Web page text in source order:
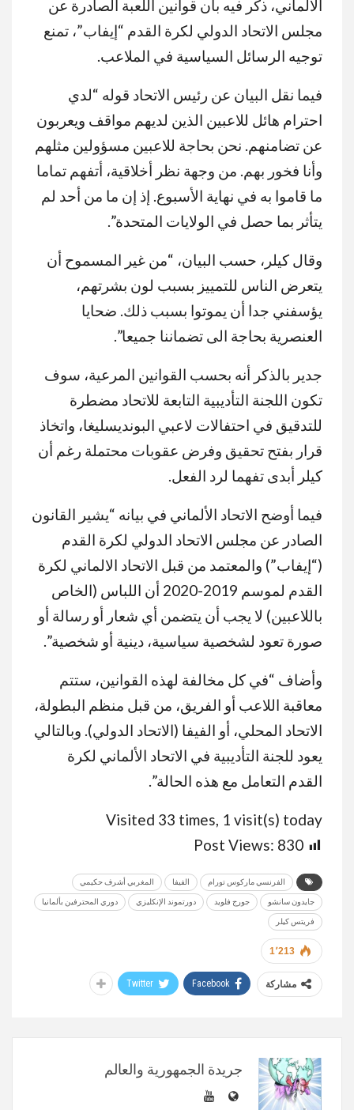
الألماني، ذكّر فيه بأن قوانين اللعبة الصادرة عن
مجلس الاتحاد الدولي لكرة القدم “إيفاب”، تمنع
توجيه الرسائل السياسية في الملاعب.
فيما نقل البيان عن رئيس الاتحاد قوله “لدي
احترام هائل للاعبين الذين لديهم مواقف ويعربون
عن تضامنهم. نحن بحاجة للاعبين مسؤولين مثلهم
وأنا فخور بهم. من وجهة نظر أخلاقية، أتفهم تماما
ما قاموا به في نهاية الأسبوع. إذ إن ما من أحد لم
يتأثر بما حصل في الولايات المتحدة”.
وقال كيلر، حسب البيان، “من غير المسموح أن
يتعرض الناس للتمييز بسبب لون بشرتهم،
يؤسفني جدا أن يموتوا بسبب ذلك. ضحايا
العنصرية بحاجة الى تضماننا جميعا”.
جدير بالذكر أنه بحسب القوانين المرعية، سوف
تكون اللجنة التأديبية التابعة للاتحاد مضطرة
للتدقيق في احتفالات لاعبي البونديسليغا، واتخاذ
قرار بفتح تحقيق وفرض عقوبات محتملة رغم أن
كيلر أبدى تفهما لرد الفعل.
فيما أوضح الاتحاد الألماني في بيانه “يشير القانون
الصادر عن مجلس الاتحاد الدولي لكرة القدم
(“إيفاب”) والمعتمد من قبل الاتحاد الالماني لكرة
القدم لموسم 2019-2020 أن اللباس (الخاص
باللاعبين) لا يجب أن يتضمن أي شعار أو رسالة أو
صورة تعود لشخصية سياسية، دينية أو شخصية”.
وأضاف “في كل مخالفة لهذه القوانين، ستتم
معاقبة اللاعب أو الفريق، من قبل منظم البطولة،
الاتحاد المحلي، أو الفيفا (الاتحاد الدولي). وبالتالي
يعود للجنة التأديبية في الاتحاد الألماني لكرة
القدم التعامل مع هذه الحالة”.
Visited 33 times, 1 visit(s) today
Post Views: 830
الفرنسي ماركوس تورام الفيفا المغربي أشرف حكيمي
جايدون سانشو جورج فلويد دورتموند الإنكليزي دوري المحترفين بألمانيا
فريتس كيلر
1٬213
مشاركة Facebook
Twitter
جريدة الجمهورية والعالم